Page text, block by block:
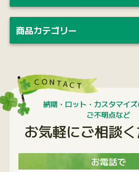
商品カテゴリー
納期・ロット・カスタマイズ
ご不明点など
お気軽にご相談く
お電話で